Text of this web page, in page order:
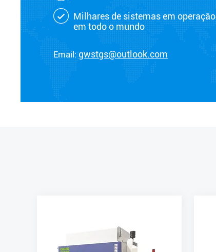
Milhares de sistemas em operação
em todo o mundo
Email:gwstgs@outlook.com